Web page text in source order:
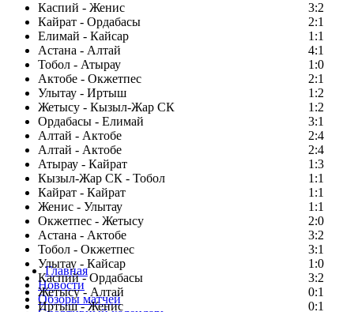
Каспий - Женис
3:2
Кайрат - Ордабасы
2:1
Елимай - Кайсар
1:1
Астана - Алтай
4:1
Тобол - Атырау
1:0
Актобе - Окжетпес
2:1
Улытау - Иртыш
1:2
Жетысу - Кызыл-Жар СК
1:2
Ордабасы - Елимай
3:1
Алтай - Актобе
2:4
Алтай - Актобе
2:4
Атырау - Кайрат
1:3
Кызыл-Жар СК - Тобол
1:1
Кайрат - Кайрат
1:1
Женис - Улытау
1:1
Окжетпес - Жетысу
2:0
Астана - Актобе
3:2
Тобол - Окжетпес
3:1
Улытау - Кайсар
1:0
Каспий - Ордабасы
3:2
Жетысу - Алтай
0:1
Иртыш - Женис
0:1
Главная
Новости
Обзоры матчей